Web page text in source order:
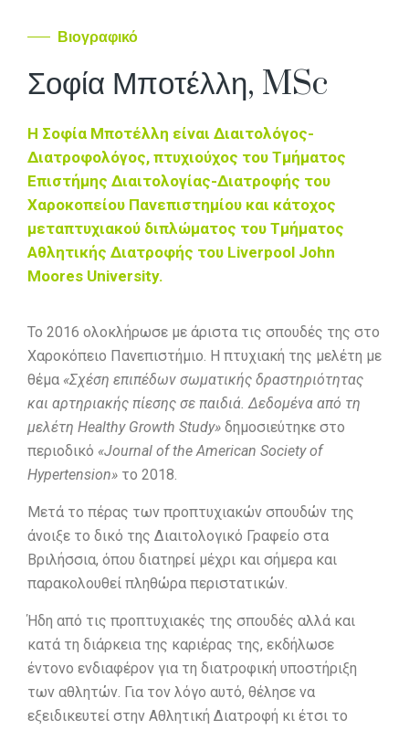
Βιογραφικό
Σοφία Μποτέλλη, MSc
Η Σοφία Μποτέλλη είναι Διαιτολόγος-
Διατροφολόγος, πτυχιούχος του Τμήματος
Επιστήμης Διαιτολογίας-Διατροφής του
Χαροκοπείου Πανεπιστημίου και κάτοχος
μεταπτυχιακού διπλώματος του Τμήματος
Αθλητικής Διατροφής του Liverpool John
Moores University.
Το 2016 ολοκλήρωσε με άριστα τις σπουδές της στο
Χαροκόπειο Πανεπιστήμιο. Η πτυχιακή της μελέτη με
θέμα «Σχέση επιπέδων σωματικής δραστηριότητας
και αρτηριακής πίεσης σε παιδιά. Δεδομένα από τη
μελέτη Healthy Growth Study» δημοσιεύτηκε στο
περιοδικό «Journal of the American Society of
Hypertension» το 2018.
Μετά το πέρας των προπτυχιακών σπουδών της
άνοιξε το δικό της Διαιτολογικό Γραφείο στα
Βριλήσσια, όπου διατηρεί μέχρι και σήμερα και
παρακολουθεί πληθώρα περιστατικών.
Ήδη από τις προπτυχιακές της σπουδές αλλά και
κατά τη διάρκεια της καριέρας της, εκδήλωσε
έντονο ενδιαφέρον για τη διατροφική υποστήριξη
των αθλητών. Για τον λόγο αυτό, θέλησε να
εξειδικευτεί στην Αθλητική Διατροφή κι έτσι το